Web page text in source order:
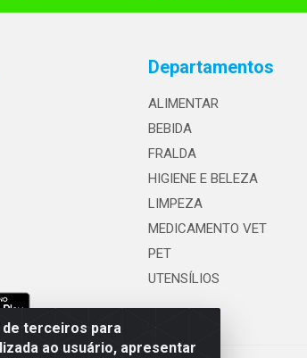
terceiros para
ao usuário, apresentar
Departamentos
ALIMENTAR
BEBIDA
FRALDA
HIGIENE E BELEZA
LIMPEZA
MEDICAMENTO VET
PET
UTENSÍLIOS